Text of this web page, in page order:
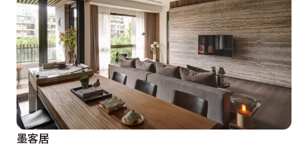
墨客居